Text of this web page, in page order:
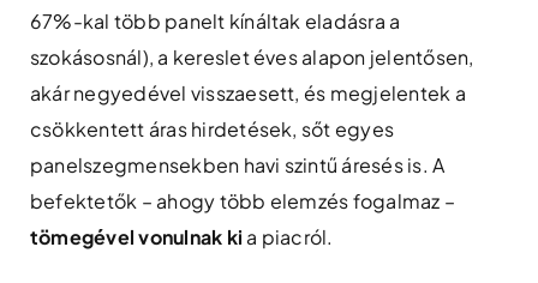
67%-kal több panelt kínáltak eladásra a
szokásosnál), a kereslet éves alapon jelentősen,
akár negyedével visszaesett, és megjelentek a
csökkentett áras hirdetések, sőt egyes
panelszegmensekben havi szintű áresés is. A
befektetők – ahogy több elemzés fogalmaz –
tömegével vonulnak ki a piacról.